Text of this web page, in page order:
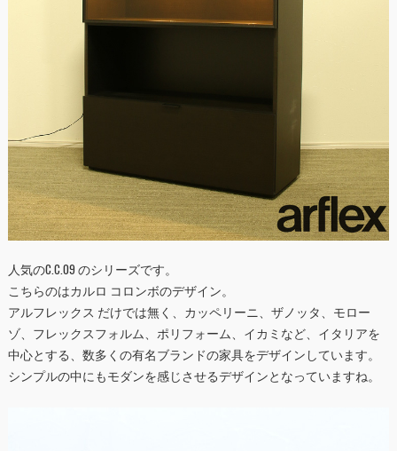
人気のC.C.09 のシリーズです。
こちらのはカルロ コロンボのデザイン。
アルフレックス だけでは無く、カッペリーニ、ザノッタ、モロー
ゾ、フレックスフォルム、ポリフォーム、イカミなど、イタリアを
中心とする、数多くの有名ブランドの家具をデザインしています。
シンプルの中にもモダンを感じさせるデザインとなっていますね。